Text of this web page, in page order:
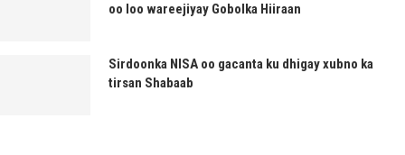
oo loo wareejiyay Gobolka Hiiraan
Sirdoonka NISA oo gacanta ku dhigay xubno ka
tirsan Shabaab